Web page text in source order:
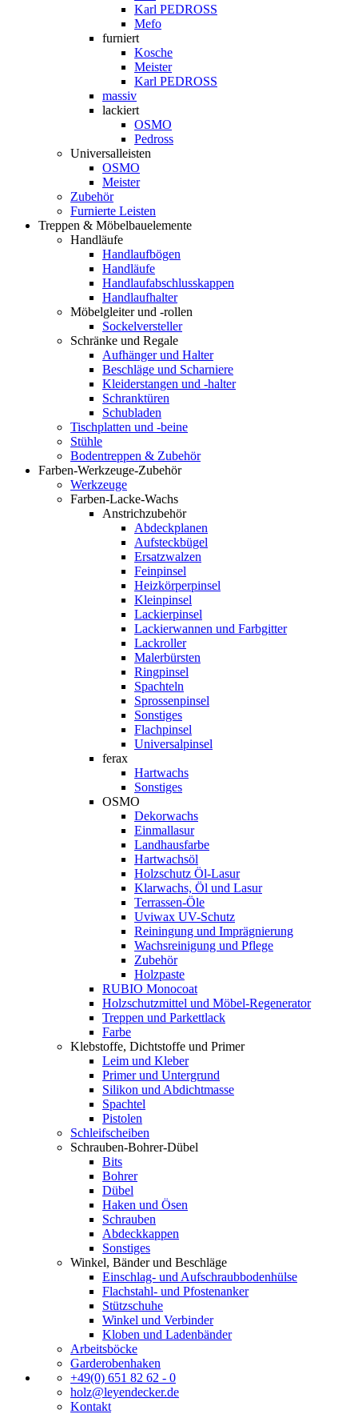
Karl PEDROSS
Mefo
furniert
Kosche
Meister
Karl PEDROSS
massiv
lackiert
OSMO
Pedross
Universalleisten
OSMO
Meister
Zubehör
Furnierte Leisten
Treppen & Möbelbauelemente
Handläufe
Handlaufbögen
Handläufe
Handlaufabschlusskappen
Handlaufhalter
Möbelgleiter und -rollen
Sockelversteller
Schränke und Regale
Aufhänger und Halter
Beschläge und Scharniere
Kleiderstangen und -halter
Schranktüren
Schubladen
Tischplatten und -beine
Stühle
Bodentreppen & Zubehör
Farben-Werkzeuge-Zubehör
Werkzeuge
Farben-Lacke-Wachs
Anstrichzubehör
Abdeckplanen
Aufsteckbügel
Ersatzwalzen
Feinpinsel
Heizkörperpinsel
Kleinpinsel
Lackierpinsel
Lackierwannen und Farbgitter
Lackroller
Malerbürsten
Ringpinsel
Spachteln
Sprossenpinsel
Sonstiges
Flachpinsel
Universalpinsel
ferax
Hartwachs
Sonstiges
OSMO
Dekorwachs
Einmallasur
Landhausfarbe
Hartwachsöl
Holzschutz Öl-Lasur
Klarwachs, Öl und Lasur
Terrassen-Öle
Uviwax UV-Schutz
Reiningung und Imprägnierung
Wachsreinigung und Pflege
Zubehör
Holzpaste
RUBIO Monocoat
Holzschutzmittel und Möbel-Regenerator
Treppen und Parkettlack
Farbe
Klebstoffe, Dichtstoffe und Primer
Leim und Kleber
Primer und Untergrund
Silikon und Abdichtmasse
Spachtel
Pistolen
Schleifscheiben
Schrauben-Bohrer-Dübel
Bits
Bohrer
Dübel
Haken und Ösen
Schrauben
Abdeckkappen
Sonstiges
Winkel, Bänder und Beschläge
Einschlag- und Aufschraubbodenhülse
Flachstahl- und Pfostenanker
Stützschuhe
Winkel und Verbinder
Kloben und Ladenbänder
Arbeitsböcke
Garderobenhaken
+49(0) 651 82 62 - 0
holz@leyendecker.de
Kontakt